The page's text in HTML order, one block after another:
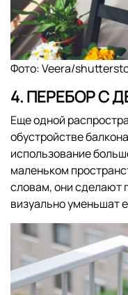
Фото: Veera/
4. ПЕРЕБОР С
Еще одной
обустройстве
использование
маленьком
словам, они сделают
визуально уменьшат